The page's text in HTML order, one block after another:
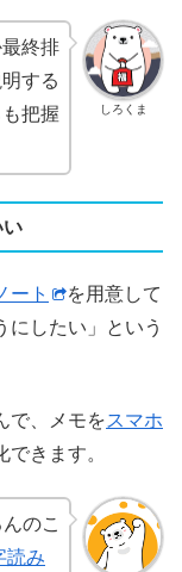
しろくま
終排
する
把握
ート
を用意して
にしたい」という
で、メモをスマホ
きます。
のこ
読み